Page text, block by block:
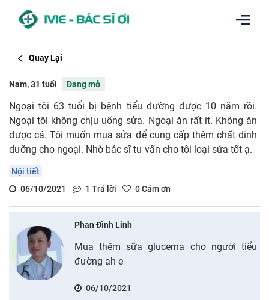
Quay Lại
Nam, 31 tuổi Đang mở
Ngoại tôi 63 tuổi bị bệnh tiểu đường được 10 năm rồi.
Ngoại tôi không chịu uống sửa. Ngoại ăn rất ít. Không ăn
được cá. Tôi muốn mua sửa để cung cấp thêm chất dinh
dưỡng cho ngoại. Nhờ bác sĩ tư vấn cho tôi loại sửa tốt ạ.
Nội tiết
06/10/2021
1 Trả lời 0Cảm ơn
Phan Đình Linh
Mua thêm sữa glucerna cho người tiểu
đường ah e
06/10/2021